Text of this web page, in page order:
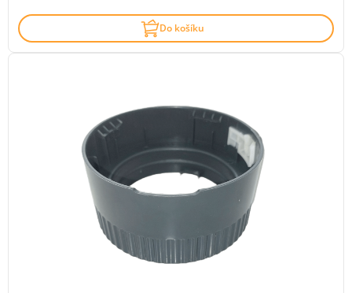
Do košíku